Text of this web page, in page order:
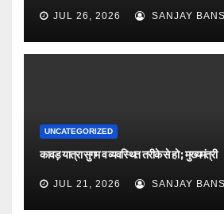
JUL 26, 2026 SANJAY
UNCATEGORIZED
कावड़ यात्रा सुगम व व्यवस्थित तरीके से हो ; मुख्यमंत्री
JUL 21, 2026 SANJAY